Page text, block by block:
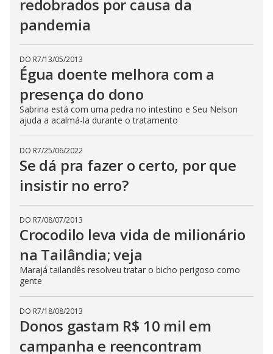
redobrados por causa da
pandemia
DO R7/13/05/2013
Égua doente melhora com a
presença do dono
Sabrina está com uma pedra no intestino e Seu Nelson
ajuda a acalmá-la durante o tratamento
DO R7/25/06/2022
Se dá pra fazer o certo, por que
insistir no erro?
DO R7/08/07/2013
Crocodilo leva vida de milionário
na Tailândia; veja
Marajá tailandês resolveu tratar o bicho perigoso como
gente
DO R7/18/08/2013
Donos gastam R$ 10 mil em
campanha e reencontram